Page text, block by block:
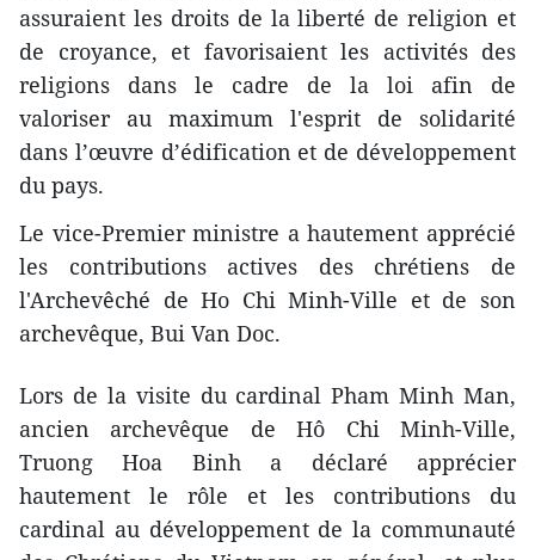
assuraient les droits de la liberté de religion et
de croyance, et favorisaient les activités des
religions dans le cadre de la loi afin de
valoriser au maximum l'esprit de solidarité
dans l’œuvre d’édification et de développement
du pays.
Le vice-Premier ministre a hautement apprécié
les contributions actives des chrétiens de
l'Archevêché de Ho Chi Minh-Ville et de son
archevêque, Bui Van Doc.
Lors de la visite du cardinal Pham Minh Man,
ancien archevêque de Hô Chi Minh-Ville,
Truong Hoa Binh a déclaré apprécier
hautement le rôle et les contributions du
cardinal ​au développement de la communauté